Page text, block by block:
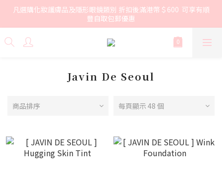
凡選購化妝護膚品及隱形眼鏡類別 折扣後滿港幣＄600  可享有順
豐自取包郵優惠
Javin De Seoul
商品排序 每頁顯示 48 個